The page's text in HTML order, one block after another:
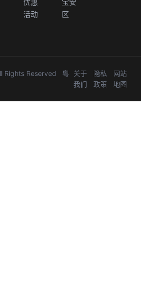
优惠
活动
宝安
区
Rights Reserved 粤
关于
我们
隐私
政策
网站
地图